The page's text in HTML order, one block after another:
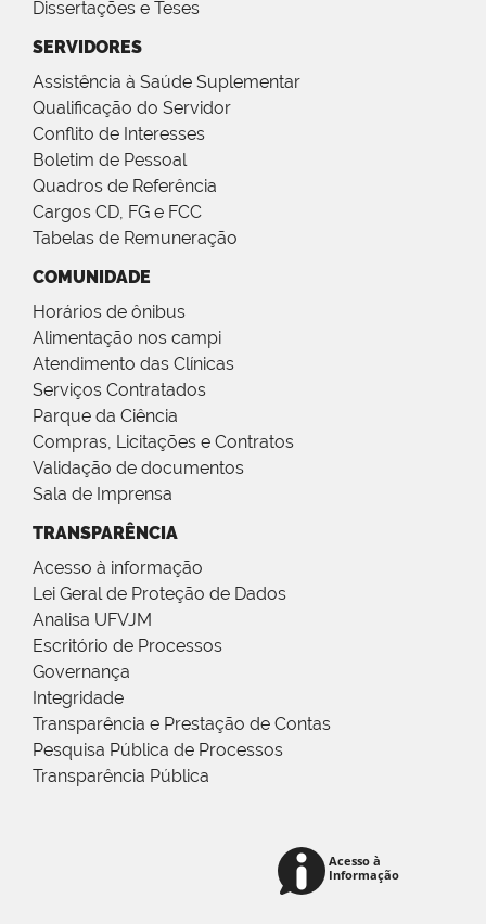
Dissertações e Teses
SERVIDORES
Assistência à Saúde Suplementar
Qualificação do Servidor
Conflito de Interesses
Boletim de Pessoal
Quadros de Referência
Cargos CD, FG e FCC
Tabelas de Remuneração
COMUNIDADE
Horários de ônibus
Alimentação nos campi
Atendimento das Clínicas
Serviços Contratados
Parque da Ciência
Compras, Licitações e Contratos
Validação de documentos
Sala de Imprensa
TRANSPARÊNCIA
Acesso à informação
Lei Geral de Proteção de Dados
Analisa UFVJM
Escritório de Processos
Governança
Integridade
Transparência e Prestação de Contas
Pesquisa Pública de Processos
Transparência Pública